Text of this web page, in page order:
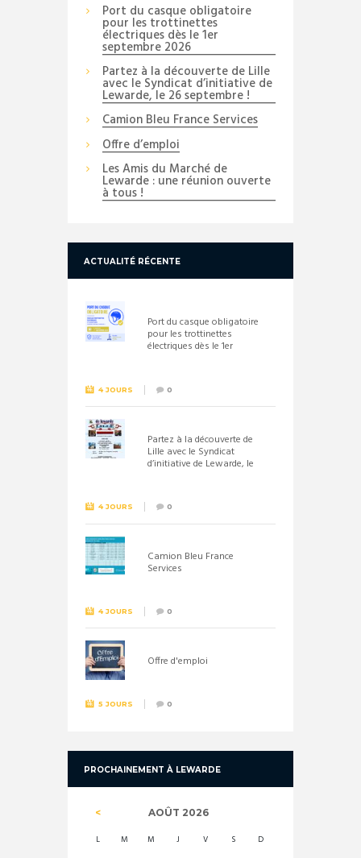
Port du casque obligatoire
pour les trottinettes
électriques dès le 1er
septembre 2026
Partez à la découverte de Lille
avec le Syndicat d’initiative de
Lewarde, le 26 septembre !
Camion Bleu France Services
Offre d’emploi
Les Amis du Marché de
Lewarde : une réunion ouverte
à tous !
ACTUALITÉ RÉCENTE
Port du casque obligatoire
pour les trottinettes
électriques dès le 1er
4 JOURS 0
Partez à la découverte de
Lille avec le Syndicat
d’initiative de Lewarde, le
4 JOURS 0
Camion Bleu France
Services
4 JOURS 0
Offre d'emploi
5 JOURS 0
PROCHAINEMENT À LEWARDE
AOÛT 2026
L M M J V S D